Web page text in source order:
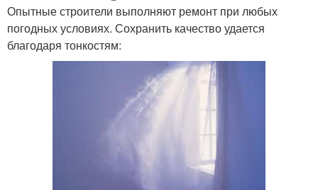
Опытные строители выполняют ремонт при любых
погодных условиях. Сохранить качество удается
благодаря тонкостям: